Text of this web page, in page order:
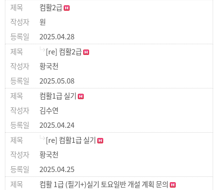
컴활2급
원
2025.04.28
[re] 컴활2급
황국천
2025.05.08
컴활1급 실기
김수연
2025.04.24
[re] 컴활1급 실기
황국천
2025.04.25
컴활 1급 (필기+)실기 토요일반 개설 계획 문의